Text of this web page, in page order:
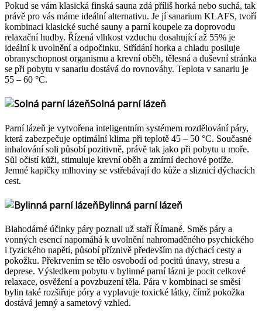
Pokud se vám klasická finská sauna zdá příliš horká nebo suchá, tak
právě pro vás máme ideální alternativu. Je jí sanarium KLAFS, tvoří
kombinaci klasické suché sauny a parní koupele za doprovodu
relaxační hudby. Řízená vlhkost vzduchu dosahující až 55% je
ideální k uvolnění a odpočinku. Střídání horka a chladu posiluje
obranyschopnost organismu a krevní oběh, tělesná a duševní stránka
se při pobytu v sanariu dostává do rovnováhy. Teplota v sanariu je
55 – 60 °C.
Solná parní lázeň
Parní lázeň je vytvořena inteligentním systémem rozdělování páry,
která zabezpečuje optimální klima při teplotě 45 – 50 °C. Současné
inhalování soli působí pozitivně, právě tak jako při pobytu u moře.
Sůl očistí kůži, stimuluje krevní oběh a zmírní dechové potíže.
Jemné kapičky mlhoviny se vstřebávají do kůže a sliznicí dýchacích
cest.
Bylinná parní lázeň
Blahodárné účinky páry poznali už staří Římané. Směs páry a
vonných esencí napomáhá k uvolnění nahromaděného psychického
i fyzického napětí, působí příznivě především na dýchací cesty a
pokožku. Překrvením se tělo osvobodí od pocitů únavy, stresu a
deprese. Výsledkem pobytu v bylinné parní lázni je pocit celkové
relaxace, osvěžení a povzbuzení těla. Pára v kombinaci se směsí
bylin také rozšiřuje póry a vyplavuje toxické látky, čímž pokožka
dostává jemný a sametový vzhled.